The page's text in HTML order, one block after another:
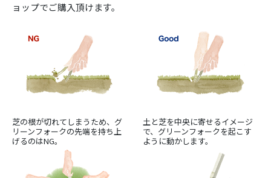
ョップでご購入頂けます。
芝の根が切れてしまうため、グ
リーンフォークの先端を持ち上
げるのはNG。
土と芝を中央に寄せるイメージ
で、グリーンフォークを起こす
ように動かします。